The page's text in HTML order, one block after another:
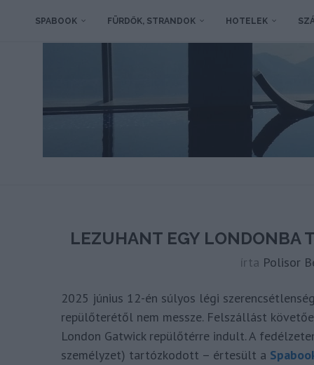
SPABOOK FÜRDŐK, STRANDOK HOTELEK
LEZUHANT EGY LONDONBA
írta Polisor
2025 június 12-én súlyos légi
repülőterétől nem messze. Felszállást
London Gatwick repülőtérre indult. A
személyzet) tartózkodott – értesült a